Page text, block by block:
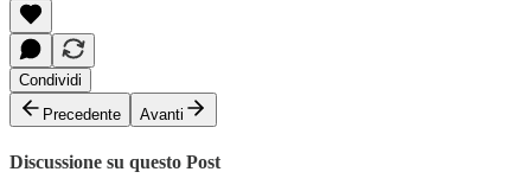
Condividi
Precedente
Avanti
Discussione su questo Post